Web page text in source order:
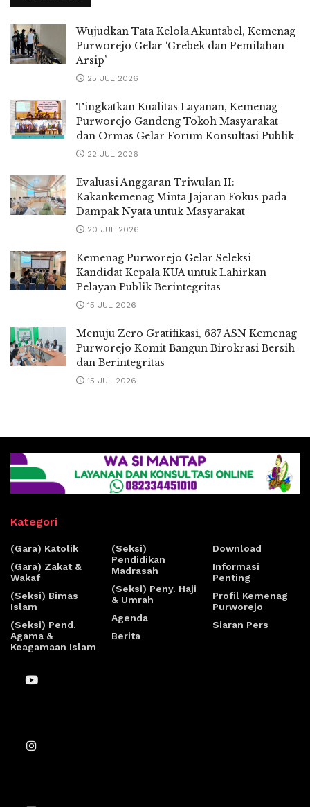
Wujudkan Tata Kelola Akuntabel, Kemenag
Purworejo Gelar ‘Grebek dan Pemilahan
Arsip’
25 JUL 2026
Tingkatkan Kualitas Layanan, Kemenag
Purworejo Gandeng Tokoh Masyarakat
dan Ormas Gelar Forum Konsultasi Publik
22 JUL 2026
Evaluasi Anggaran Triwulan II:
Kakankemenag Minta Jajaran Fokus pada
Dampak Nyata untuk Masyarakat
20 JUL 2026
Kemenag Purworejo Gelar Seleksi
Kandidat Kepala KUA untuk Lahirkan
Pelayan Publik Berintegritas
15 JUL 2026
Menuju Zero Gratifikasi, 637 ASN Kemenag
Purworejo Komit Bangun Birokrasi Bersih
dan Berintegritas
15 JUL 2026
Kategori
(Gara) Katolik
(Gara) Zakat &
Wakaf
(Seksi) Bimas
Islam
(Seksi) Pend.
Agama &
Keagamaan Islam
(Seksi)
Pendidikan
Madrasah
(Seksi) Peny. Haji
& Umrah
Agenda
Berita
Download
Informasi
Penting
Profil Kemenag
Purworejo
Siaran Pers